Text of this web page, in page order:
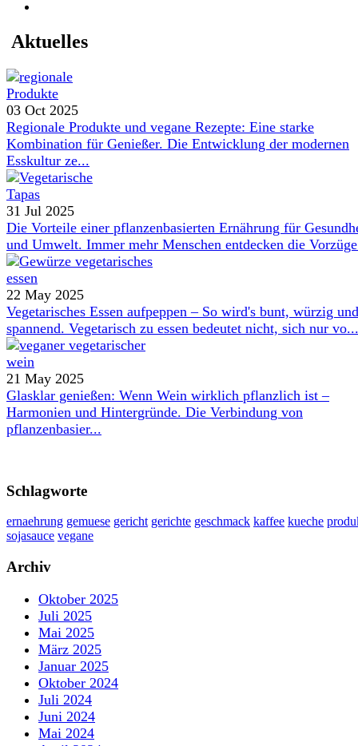
Aktuelles
03 Oct 2025
Regionale Produkte und vegane Rezepte: Eine starke
Kombination für Genießer. Die Entwicklung der modernen
Esskultur ze...
31 Jul 2025
Die Vorteile einer pflanzenbasierten Ernährung für
und Umwelt. Immer mehr Menschen entdecken die
22 May 2025
Vegetarisches Essen aufpeppen – So wird's bunt, würzig und
spannend. Vegetarisch zu essen bedeutet nicht, sich nur vo...
21 May 2025
Glasklar genießen: Wenn Wein wirklich pflanzlich ist –
Harmonien und Hintergründe. Die Verbindung von
pflanzenbasier...
Schlagworte
ernaehrung gemuese gericht gerichte geschmack kaffee kueche
sojasauce vegane
Archiv
Oktober 2025
Juli 2025
Mai 2025
März 2025
Januar 2025
Oktober 2024
Juli 2024
Juni 2024
Mai 2024